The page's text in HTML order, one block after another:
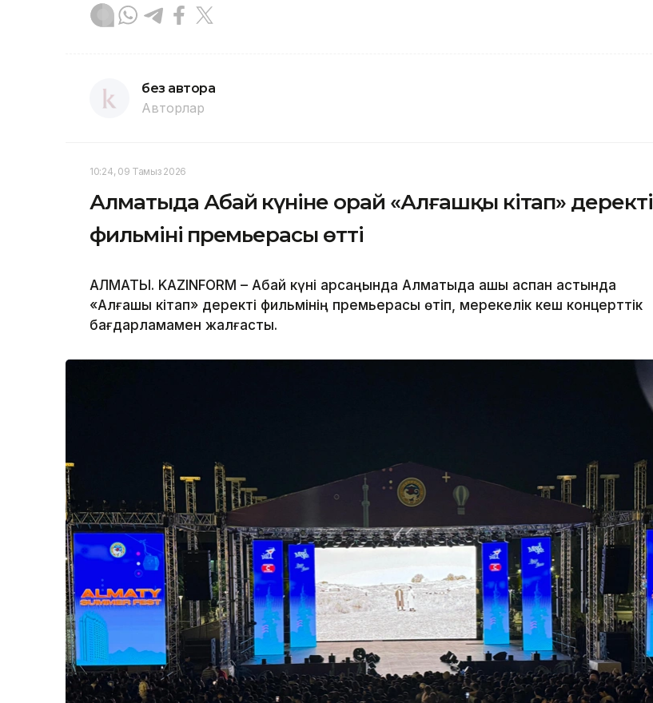
без автора
Авторлар
10:24, 09 Тамыз 2026
Алматыда Абай күніне орай «Алғашқы кітап» деректі
фильмінің премьерасы өтті
АЛМАТЫ. KAZINFORM – Абай күні қарсаңында Алматыда ашық аспан астында
«Алғашқы кітап» деректі фильмінің премьерасы өтіп, мерекелік кеш концерттік
бағдарламамен жалғасты.